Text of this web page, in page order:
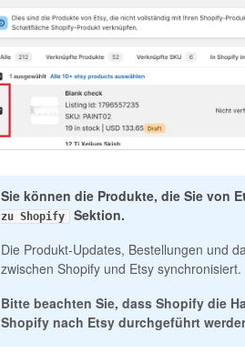
Sie können die Produkte, die Sie von
zu Shopify
Sektion.
Die Produkt-Updates, Bestellungen und
zwischen Shopify und Etsy synchronisiert.
Bitte beachten Sie, dass Shopify die
Shopify nach Etsy durchgeführt